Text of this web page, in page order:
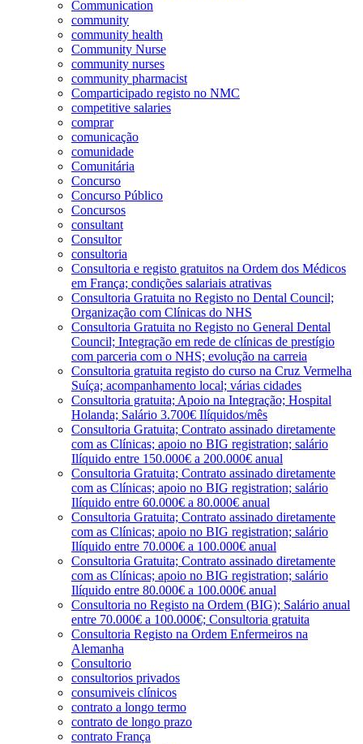
Communication
community
community health
Community Nurse
community nurses
community pharmacist
Comparticipado registo no NMC
competitive salaries
comprar
comunicação
comunidade
Comunitária
Concurso
Concurso Público
Concursos
consultant
Consultor
consultoria
Consultoria e registo gratuitos na Ordem dos Médicos
em França; condições salariais atrativas
Consultoria Gratuita no Registo no Dental Council;
Organização com Clínicas do NHS
Consultoria Gratuita no Registo no General Dental
Council; Integração em rede de clínicas de prestígio
com parceria com o NHS; evolução na carreia
Consultoria gratuita registo do curso na Cruz Vermelha
Suíça; acompanhamento local; várias cidades
Consultoria gratuita; Apoio na Integração; Hospital
Holanda; Salário 3.700€ Ilíquidos/mês
Consultoria Gratuita; Contrato assinado diretamente
com as Clínicas; apoio no BIG registration; salário
Ilíquido entre 150.000€ a 200.000€ anual
Consultoria Gratuita; Contrato assinado diretamente
com as Clínicas; apoio no BIG registration; salário
Ilíquido entre 60.000€ a 80.000€ anual
Consultoria Gratuita; Contrato assinado diretamente
com as Clínicas; apoio no BIG registration; salário
Ilíquido entre 70.000€ a 100.000€ anual
Consultoria Gratuita; Contrato assinado diretamente
com as Clínicas; apoio no BIG registration; salário
Ilíquido entre 80.000€ a 100.000€ anual
Consultoria no Registo na Ordem (BIG); Salário anual
entre 70.000€ a 100.000€; Consultoria gratuita
Consultoria Registo na Ordem Enfermeiros na
Alemanha
Consultorio
consultorios privados
consumiveis clínicos
contrato a longo termo
contrato de longo prazo
contrato França